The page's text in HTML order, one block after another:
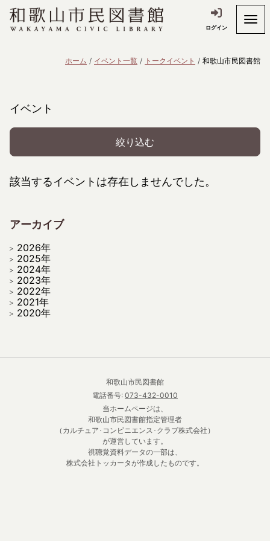
ログイン
ホーム イベント一覧 トークイベント 和歌山市民図書館
イベント
絞り込む
該当するイベントは存在しませんでした。
アーカイブ
2026年
2025年
2024年
2023年
2022年
2021年
2020年
和歌山市民図書館
電話番号: 073-432-0010
当ホームページは、
和歌山市民図書館指定管理者
（カルチュア･コンビニエンス･クラブ株式会社）
が運営しています。
視聴覚資料データの一部は、
株式会社トッカータが作成したものです。